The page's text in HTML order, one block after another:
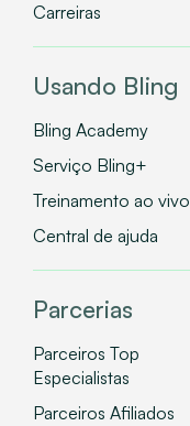
Carreiras
Usando Bling
Bling Academy
Serviço Bling+
Treinamento ao vivo
Central de ajuda
Parcerias
Parceiros Top
Especialistas
Parceiros Afiliados